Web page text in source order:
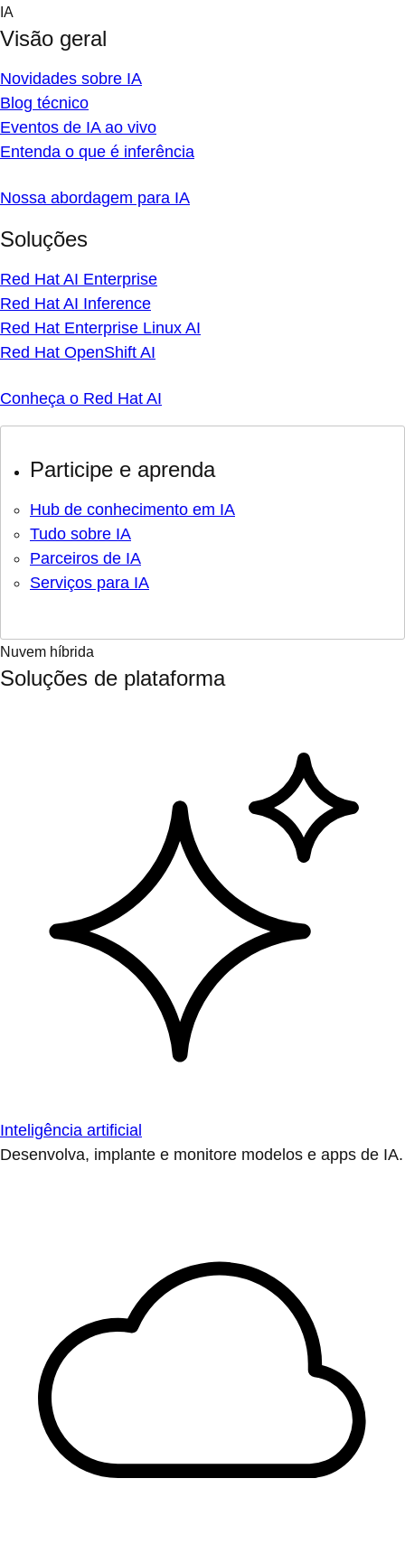
Skip
content
IA
Visão geral
Novidades sobre IA
Blog técnico
Eventos de IA ao vivo
Entenda o que é inferência
Nossa abordagem para IA
Soluções
Red Hat AI Enterprise
Red Hat AI Inference
Red Hat Enterprise Linux AI
Red Hat OpenShift AI
Conheça o Red Hat AI
Participe e aprenda
Hub de conhecimento em IA
Tudo sobre IA
Parceiros de IA
Serviços para IA
Nuvem híbrida
Soluções de plataforma
Inteligência artificial
Desenvolva, implante e monitore modelos e apps de IA.